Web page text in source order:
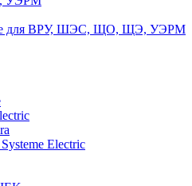
для ВРУ, ШЭС, ЩО, ЩЭ, УЭРМ
Electric